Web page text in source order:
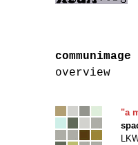
communimage
overview
"a